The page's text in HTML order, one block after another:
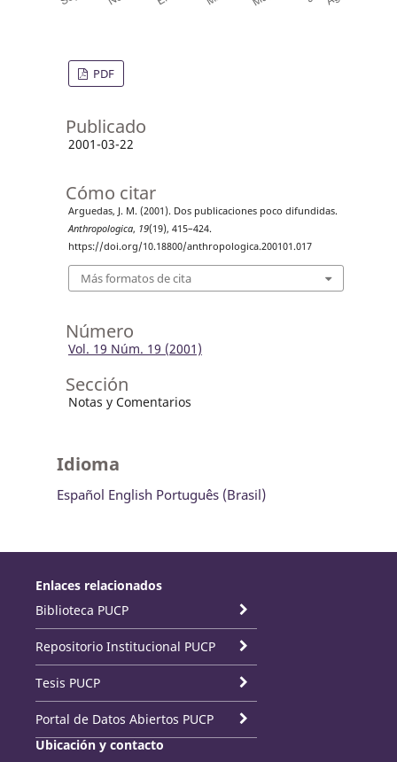
PDF
Publicado
2001-03-22
Cómo citar
Arguedas, J. M. (2001). Dos publicaciones poco difundidas.
Anthropologica, 19(19), 415–424.
https://doi.org/10.18800/anthropologica.200101.017
Más formatos de cita
Número
Vol. 19 Núm. 19 (2001)
Sección
Notas y Comentarios
Idioma
Español English Português (Brasil)
Enlaces relacionados
Biblioteca PUCP
Repositorio Institucional PUCP
Tesis PUCP
Portal de Datos Abiertos PUCP
Ubicación y contacto